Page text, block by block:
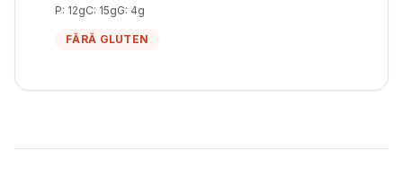
P: 12gC: 15gG: 4g
FĂRĂ GLUTEN